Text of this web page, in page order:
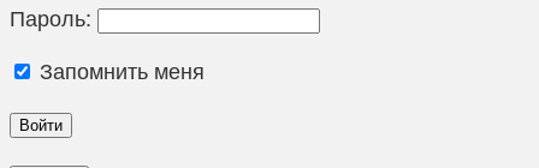
Пароль:
Запомнить меня